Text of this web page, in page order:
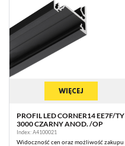
WIĘCEJ
PROFIL LED CORNER14 EE7F/TY
3000 CZARNY ANOD. /OP
Index: A4100021
Widoczność cen oraz możliwość zakupu